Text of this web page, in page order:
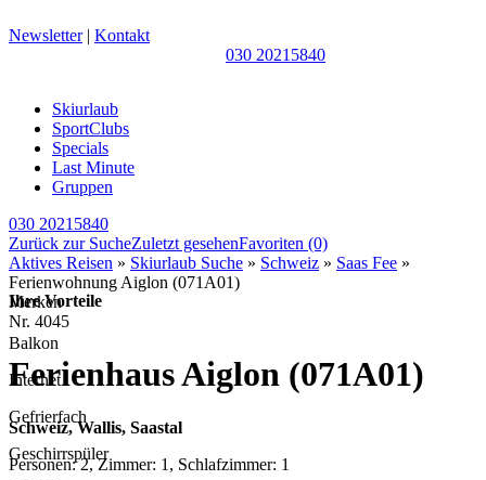
Newsletter| Kontakt
030 20215840
Skiurlaub
SportClubs
Specials
Last Minute
Gruppen
030 20215840
Zurück zur SucheZuletzt gesehenFavoriten (0)
Aktives Reisen » Skiurlaub Suche » Schweiz » Saas Fee »
Ferienwohnung Aiglon (071A01)
Merken
Nr. 4045
Ferienhaus Aiglon (071A01)
Schweiz, Wallis, Saastal
Personen: 2, Zimmer: 1, Schlafzimmer: 1
Ihre Vorteile
Balkon
Internet
Gefrierfach
Geschirrspüler